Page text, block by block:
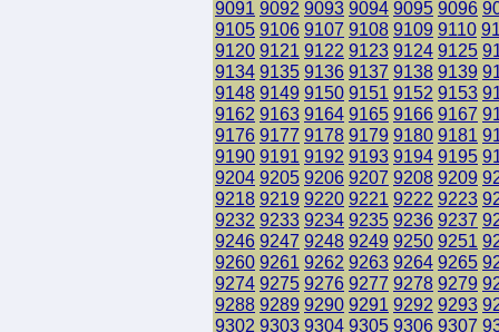
9091 9092 9093 9094 9095 9096
9105 9106 9107 9108 9109 9110
9120 9121 9122 9123 9124 9125
9134 9135 9136 9137 9138 9139
9148 9149 9150 9151 9152 9153
9162 9163 9164 9165 9166 9167
9176 9177 9178 9179 9180 9181
9190 9191 9192 9193 9194 9195
9204 9205 9206 9207 9208 9209
9218 9219 9220 9221 9222 9223
9232 9233 9234 9235 9236 9237
9246 9247 9248 9249 9250 9251
9260 9261 9262 9263 9264 9265
9274 9275 9276 9277 9278 9279
9288 9289 9290 9291 9292 9293
9302 9303 9304 9305 9306 9307